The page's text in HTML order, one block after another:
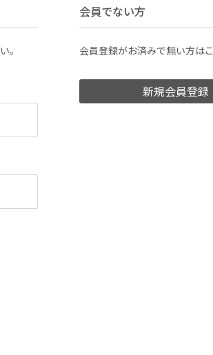
。
会員でない方
会員登録がお済みで無い方は
新規会員登録